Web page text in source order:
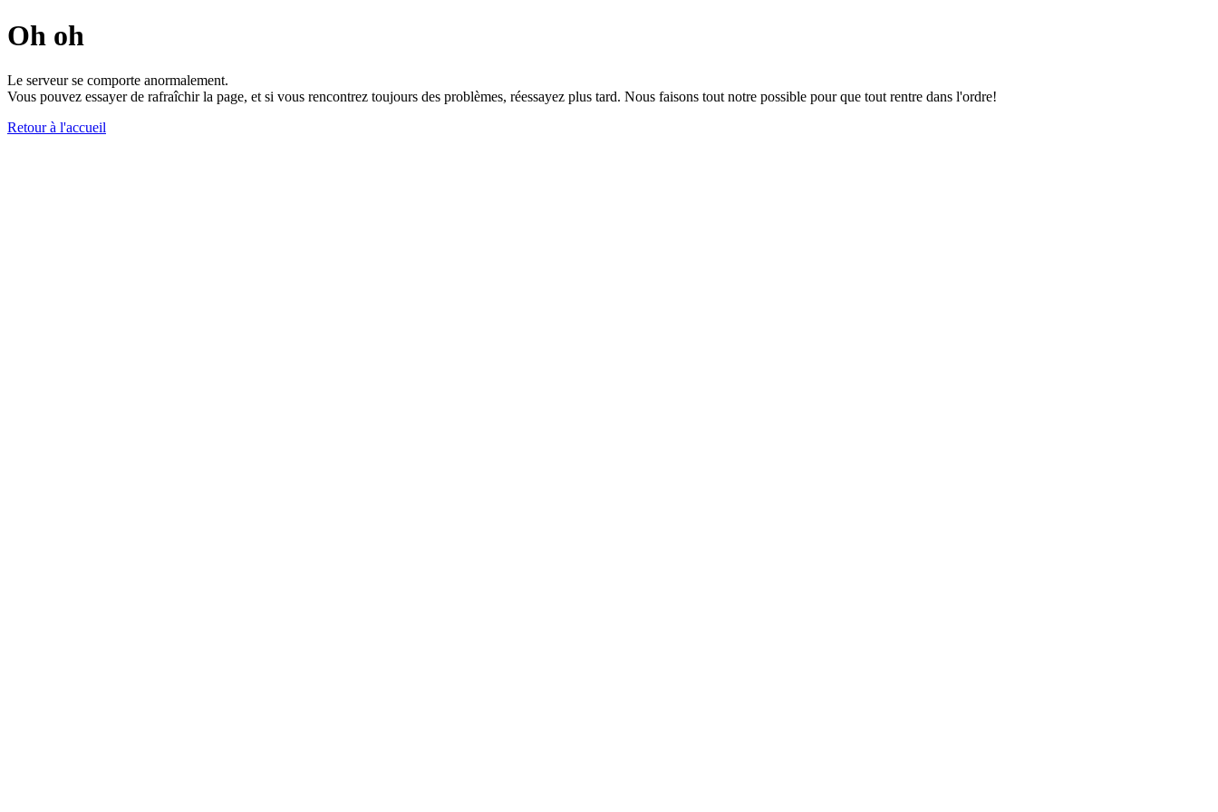
Oh oh
Le serveur se comporte anormalement.
Vous pouvez essayer de rafraîchir la page, et si vous rencontrez toujours des problèmes, réessayez plus tard. Nous faisons tout notre possible pour que tout rentre dans l'ordre!
Retour à l'accueil